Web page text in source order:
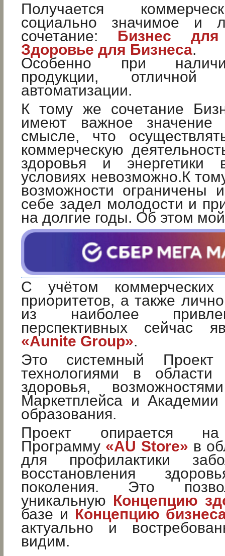
Получается
социально значимое и
сочетание: Бизнес
Здоровье для Бизнеса.
Особенно при
продукции,
автоматизации.
К тому же сочетание
имеют важное
смысле, что
коммерческую
здоровья и энергетики
условиях невозможно.К
возможности ограничены
себе задел молодости и
на долгие годы. Об этом
С учётом
приоритетов, а также
из наиболее
перспективных сейчас
«Aunite Group».
Это системный
технологиями в области
здоровья,
Маркетплейса и Академии
образования.
Проект опирается на
Программу «AU Store» в
для профилактики
восстановления
поколения. Это
уникальную Концепцию
базе и Концепцию
актуально и
видим.